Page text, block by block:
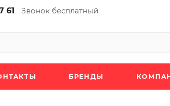
61 Звонок бесплатный
БРЕНДЫ